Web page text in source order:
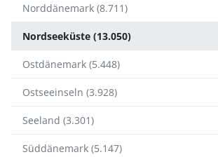
Norddänemark (8.711)
Nordseeküste (13.050)
Ostdänemark (5.448)
Ostseeinseln (3.928)
Seeland (3.301)
Süddänemark (5.147)